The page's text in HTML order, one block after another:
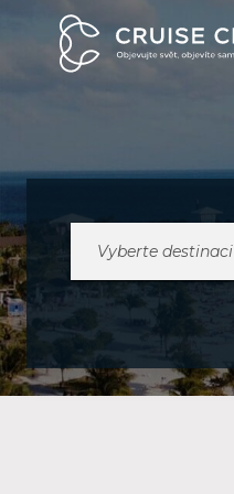
Vyberte destinaci